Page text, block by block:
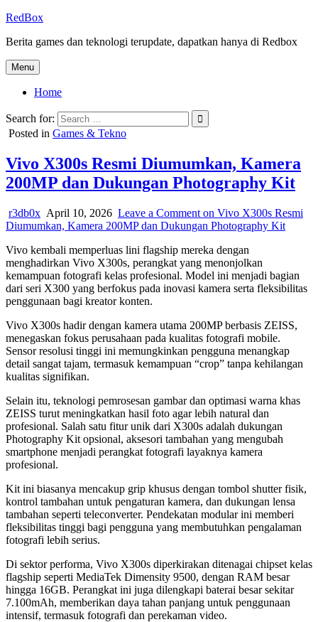
Skip
content
RedBox
Berita games dan teknologi terupdate, dapatkan hanya di Redbox
Menu
Home
Search for:
Posted in Games & Tekno
Vivo X300s Resmi Diumumkan, Kamera
200MP dan Dukungan Photography Kit
r3db0x April 10, 2026 Leave a Comment on Vivo X300s Resmi
Diumumkan, Kamera 200MP dan Dukungan Photography Kit
Vivo kembali memperluas lini flagship mereka dengan
menghadirkan Vivo X300s, perangkat yang menonjolkan
kemampuan fotografi kelas profesional. Model ini menjadi bagian
dari seri X300 yang berfokus pada inovasi kamera serta fleksibilitas
penggunaan bagi kreator konten.
Vivo X300s hadir dengan kamera utama 200MP berbasis ZEISS,
menegaskan fokus perusahaan pada kualitas fotografi mobile.
Sensor resolusi tinggi ini memungkinkan pengguna menangkap
detail sangat tajam, termasuk kemampuan “crop” tanpa kehilangan
kualitas signifikan.
Selain itu, teknologi pemrosesan gambar dan optimasi warna khas
ZEISS turut meningkatkan hasil foto agar lebih natural dan
profesional. Salah satu fitur unik dari X300s adalah dukungan
Photography Kit opsional, aksesori tambahan yang mengubah
smartphone menjadi perangkat fotografi layaknya kamera
profesional.
Kit ini biasanya mencakup grip khusus dengan tombol shutter fisik,
kontrol tambahan untuk pengaturan kamera, dan dukungan lensa
tambahan seperti teleconverter. Pendekatan modular ini memberi
fleksibilitas tinggi bagi pengguna yang membutuhkan pengalaman
fotografi lebih serius.
Di sektor performa, Vivo X300s diperkirakan ditenagai chipset kelas
flagship seperti MediaTek Dimensity 9500, dengan RAM besar
hingga 16GB. Perangkat ini juga dilengkapi baterai besar sekitar
7.100mAh, memberikan daya tahan panjang untuk penggunaan
intensif, termasuk fotografi dan perekaman video.